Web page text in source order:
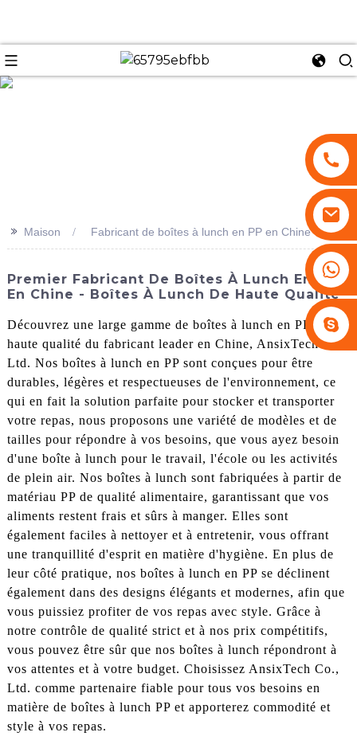
Stephenhuang2010
>> Maison Fabricant de boîtes à lunch en PP en Chine
Premier Fabricant De Boîtes À Lunch En PP
En Chine - Boîtes À Lunch De Haute Qualité
Découvrez une large gamme de boîtes à lunch en PP de
haute qualité du fabricant leader en Chine, AnsixTech Co.,
Ltd. Nos boîtes à lunch en PP sont conçues pour être
durables, légères et respectueuses de l'environnement, ce
qui en fait la solution parfaite pour stocker et transporter
votre repas, nous proposons une variété de modèles et de
tailles pour répondre à vos besoins, que vous ayez besoin
d'une boîte à lunch pour le travail, l'école ou les activités
de plein air. Nos boîtes à lunch sont fabriquées à partir de
matériau PP de qualité alimentaire, garantissant que vos
aliments restent frais et sûrs à manger. Elles sont
également faciles à nettoyer et à entretenir, vous offrant
une tranquillité d'esprit en matière d'hygiène. En plus de
leur côté pratique, nos boîtes à lunch en PP se déclinent
également dans des designs élégants et modernes, afin que
vous puissiez profiter de vos repas avec style. Grâce à
notre contrôle de qualité strict et à nos prix compétitifs,
vous pouvez être sûr que nos boîtes à lunch répondront à
vos attentes et à votre budget. Choisissez AnsixTech Co.,
Ltd. comme partenaire fiable pour tous vos besoins en
matière de boîtes à lunch PP et apporterez commodité et
style à vos repas.